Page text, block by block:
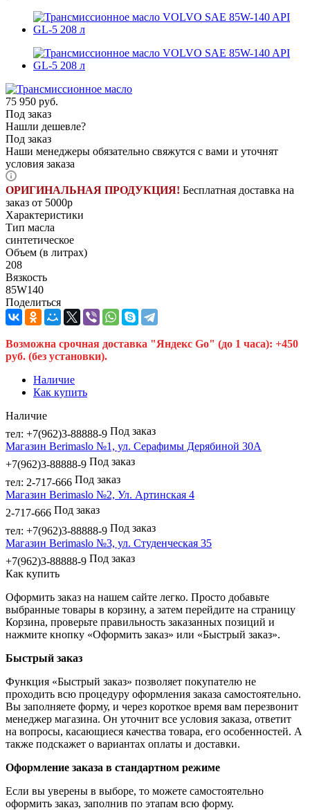
75 950 руб.
Под заказ
Нашли дешевле?
Под заказ
Наши менеджеры обязательно свяжутся с вами и уточнят
условия заказа
ОРИГИНАЛЬНАЯ ПРОДУКЦИЯ! Бесплатная доставка на
заказ от 5000р
Характеристики
Тип масла
синтетическое
Объем (в литрах)
208
Вязкость
85W140
Поделиться
Возможна срочная доставка "Яндекс Go" (до 1 часа): +450
руб. (без установки).
Наличие
Как купить
Наличие
тел: +7(962)3-88888-9 Под заказ
Магазин Berimaslo №1, ул. Серафимы Дерябиной 30А
+7(962)3-88888-9 Под заказ
тел: 2-717-666 Под заказ
Магазин Berimaslo №2, Ул. Артинская 4
2-717-666 Под заказ
тел: +7(962)3-88888-9 Под заказ
Магазин Berimaslo №3, ул. Студенческая 35
+7(962)3-88888-9 Под заказ
Как купить
Оформить заказ на нашем сайте легко. Просто добавьте
выбранные товары в корзину, а затем перейдите на страницу
Корзина, проверьте правильность заказанных позиций и
нажмите кнопку «Оформить заказ» или «Быстрый заказ».
Быстрый заказ
Функция «Быстрый заказ» позволяет покупателю не
проходить всю процедуру оформления заказа самостоятельно.
Вы заполняете форму, и через короткое время вам перезвонит
менеджер магазина. Он уточнит все условия заказа, ответит
на вопросы, касающиеся качества товара, его особенностей. А
также подскажет о вариантах оплаты и доставки.
Оформление заказа в стандартном режиме
Если вы уверены в выборе, то можете самостоятельно
оформить заказ, заполнив по этапам всю форму.